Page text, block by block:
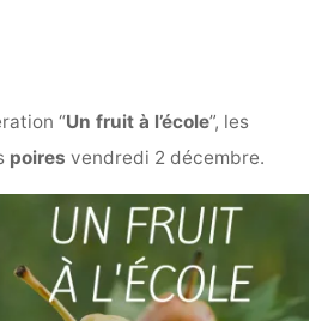
“Un fruit à l’école”, les
poiresvendredi 2 décembre.